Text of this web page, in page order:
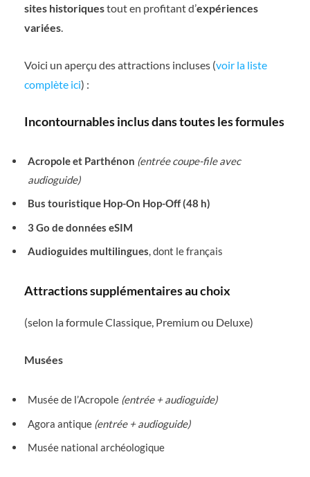
sites historiquestout en profitant d’expériences
variées
Voici un aperçu des attractions incluses (voir la liste
complète ici) :
Incontournables inclus dans toutes les formules
Acropole et Parthénon (entrée coupe-file avec
audioguide)
Bus touristique Hop-On Hop-Off (48 h)
3 Go de données eSIM
Audioguides multilingues, dont le français
Attractions supplémentaires au choix
(selon la formule Classique, Premium ou Deluxe)
Musées
Musée de l’Acropole (entrée + audioguide)
Agora antique (entrée + audioguide)
Musée national archéologique